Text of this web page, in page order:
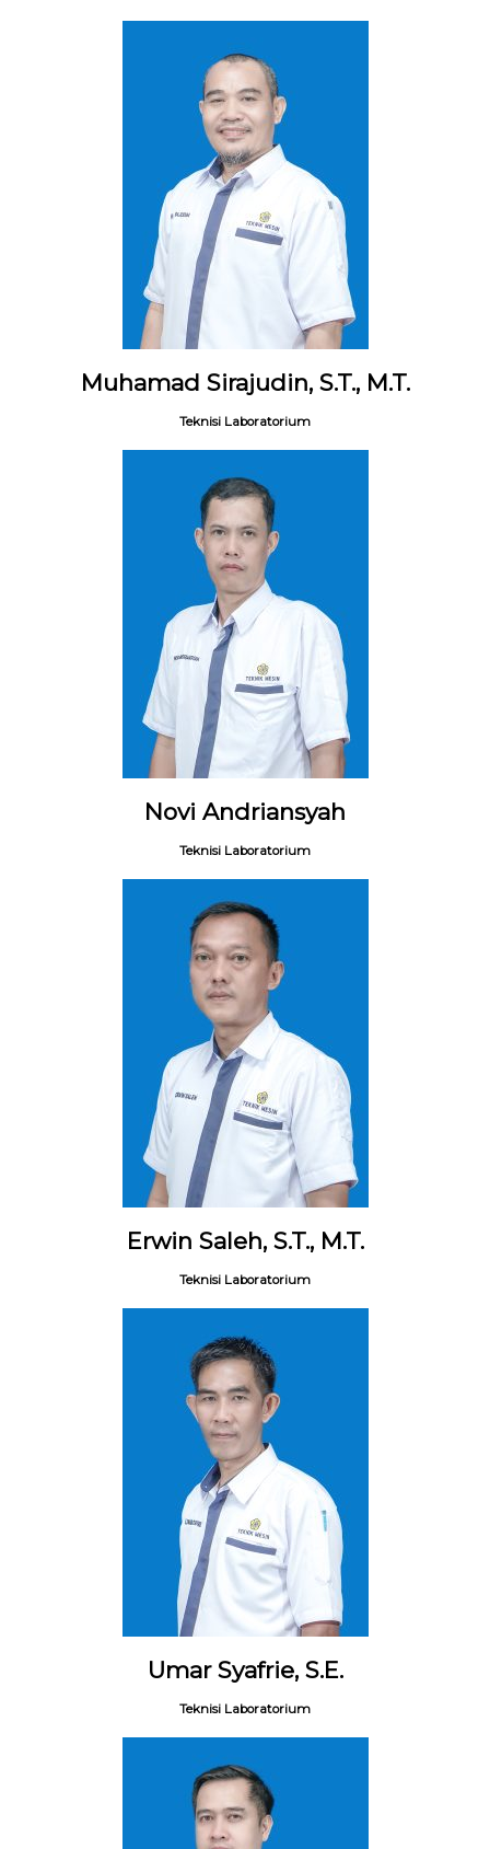
Muhamad Sirajudin, S.T., M.T.
Teknisi Laboratorium
Novi Andriansyah
Teknisi Laboratorium
Erwin Saleh, S.T., M.T.
Teknisi Laboratorium
Umar Syafrie, S.E.
Teknisi Laboratorium